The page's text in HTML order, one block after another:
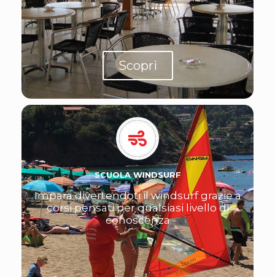
Scopri
SCUOLA WINDSURF
Impara divertendoti il windsurf grazie a
corsi pensati per qualsiasi livello di
conoscenza